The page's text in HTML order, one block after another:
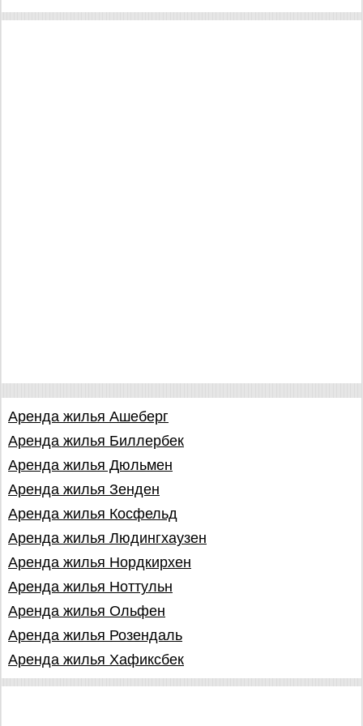
Аренда жилья Ашеберг
Аренда жилья Биллербек
Аренда жилья Дюльмен
Аренда жилья Зенден
Аренда жилья Косфельд
Аренда жилья Людингхаузен
Аренда жилья Нордкирхен
Аренда жилья Ноттульн
Аренда жилья Ольфен
Аренда жилья Розендаль
Аренда жилья Хафиксбек